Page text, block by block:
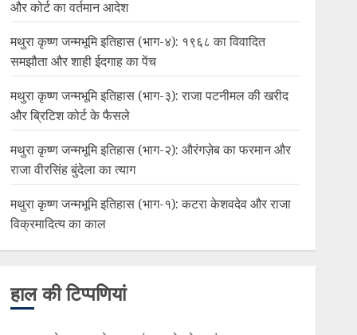
और कोर्ट का वर्तमान आदेश
मथुरा कृष्ण जन्मभूमि इतिहास (भाग-४): १९६८ का विवादित
समझौता और शाही ईदगाह का पेंच
मथुरा कृष्ण जन्मभूमि इतिहास (भाग-३): राजा पटनीमल की खरीद
और ब्रिटिश कोर्ट के फैसले
मथुरा कृष्ण जन्मभूमि इतिहास (भाग-२): औरंगज़ेब का फरमान और
राजा वीरसिंह बुंदेला का त्याग
मथुरा कृष्ण जन्मभूमि इतिहास (भाग-१): कटरा केशवदेव और राजा
विक्रमादित्य का काल
हाल की टिप्पणियां